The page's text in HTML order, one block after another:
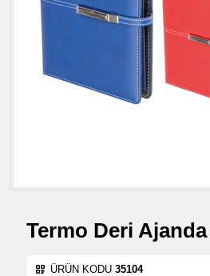
Termo Deri
ÜRÜN KODU 35104